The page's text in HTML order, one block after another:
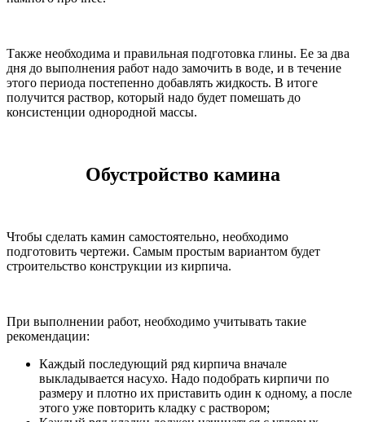
Также необходима и правильная подготовка глины. Ее за два
дня до выполнения работ надо замочить в воде, и в течение
этого периода постепенно добавлять жидкость. В итоге
получится раствор, который надо будет помешать до
консистенции однородной массы.
Обустройство камина
Чтобы сделать камин самостоятельно, необходимо
подготовить чертежи. Самым простым вариантом будет
строительство конструкции из кирпича.
При выполнении работ, необходимо учитывать такие
рекомендации:
Каждый последующий ряд кирпича вначале
выкладывается насухо. Надо подобрать кирпичи по
размеру и плотно их приставить один к одному, а после
этого уже повторить кладку с раствором;